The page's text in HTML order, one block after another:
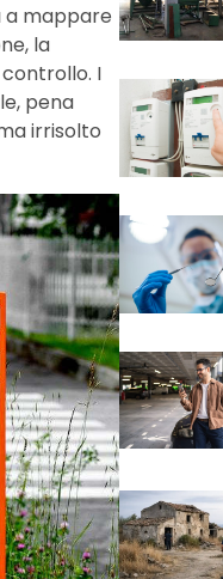
a mappare
la
I
pena
irrisolto